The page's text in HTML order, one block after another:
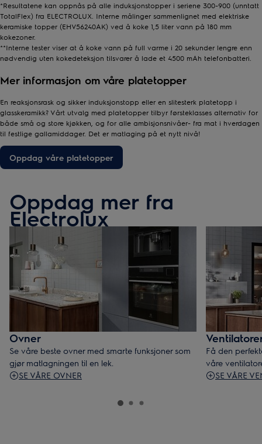
*Resultatene kan oppnås på alle induksjonstopper i seriene 300-900 (unntatt
TotalFlex) fra ELECTROLUX. Interne målinger sammenlignet med elektriske
keramiske topper (EHV56240AK) ved å koke 1,5 liter vann på 180 mm
kokezoner.
**Interne tester viser at å koke vann på full varme i 20 sekunder lengre enn
nødvendig uten kokedeteksjon tilsvarer å lade et 4500 mAh telefonbatteri.
Mer informasjon om våre platetopper
En reaksjonsrask og sikker induksjonstopp eller en slitesterk platetopp i
glasskeramikk? Vårt utvalg med platetopper tilbyr førsteklasses alternativ for
både små og store kjøkken, og for alle ambisjonsnivåer- fra mat i hverdagen
til festlige gallamiddager. Det er matlaging på et nytt nivå!
Oppdag våre platetopper
Oppdag mer fra
Electrolux
Ovner
Se våre beste ovner med smarte funksjoner som
gjør matlagningen til en lek.
SE VÅRE OVNER
Få den
våre
SE VÅRE